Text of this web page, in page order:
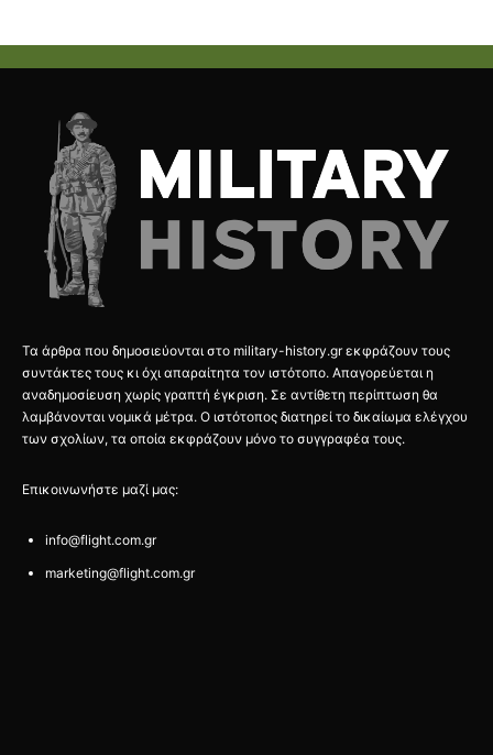
Τα άρθρα που δημοσιεύονται στο military-history.gr εκφράζουν τους
συντάκτες τους κι όχι απαραίτητα τον ιστότοπο. Απαγορεύεται η
αναδημοσίευση χωρίς γραπτή έγκριση. Σε αντίθετη περίπτωση θα
λαμβάνονται νομικά μέτρα. Ο ιστότοπος διατηρεί το δικαίωμα ελέγχου
των σχολίων, τα οποία εκφράζουν μόνο το συγγραφέα τους.
Επικοινωνήστε μαζί μας:
info@flight.com.gr
marketing@flight.com.gr